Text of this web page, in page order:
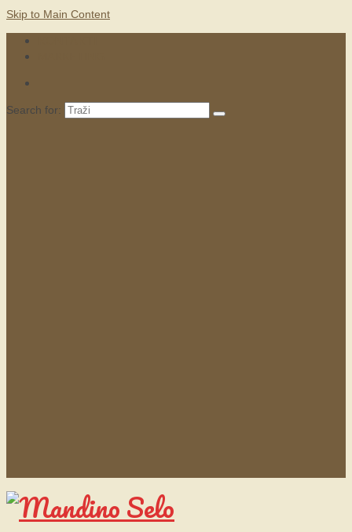
Skip to Main Content
Search for: